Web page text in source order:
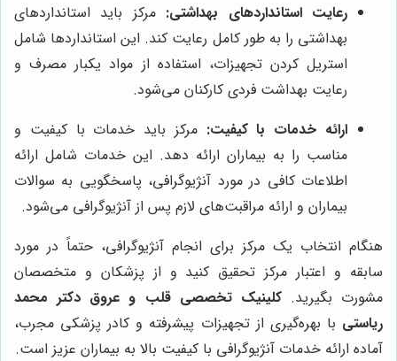
رعایت استانداردهای بهداشتی: مرکز باید استانداردهای
بهداشتی را به طور کامل رعایت کند. این استانداردها شامل
استریل کردن تجهیزات، استفاده از مواد یکبار مصرف و
رعایت بهداشت فردی کارکنان می‌شود.
ارائه خدمات با کیفیت: مرکز باید خدمات با کیفیت و
مناسب را به بیماران ارائه دهد. این خدمات شامل ارائه
اطلاعات کافی در مورد آنژیوگرافی، پاسخگویی به سوالات
بیماران و ارائه مراقبت‌های لازم پس از آنژیوگرافی می‌شود.
هنگام انتخاب یک مرکز برای انجام آنژیوگرافی، حتماً در مورد
سابقه و اعتبار مرکز تحقیق کنید و از پزشکان و متخصصان
مشورت بگیرید.کلینیک تخصصی قلب و عروق دکتر محمد
ریاستی با بهره‌گیری از تجهیزات پیشرفته و کادر پزشکی مجرب،
آماده ارائه خدمات آنژیوگرافی با کیفیت بالا به بیماران عزیز است.